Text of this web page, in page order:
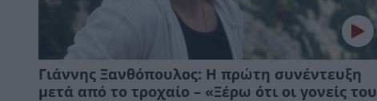
Γιάννης Ξανθόπουλος: H πρώτη συνέντευξη
μετά από το τροχαίο – «Ξέρω ότι οι γονείς του